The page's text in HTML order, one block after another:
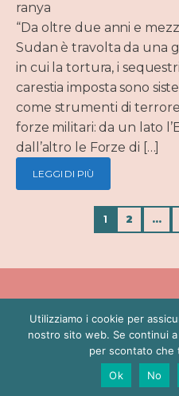
ranya
“Da oltre due anni e
Sudan è travolta da una
in cui la tortura, i
carestia imposta sono
come strumenti di
forze militari: da un lato
dall’altro le Forze di […]
LEGGI DI PIÙ
1 2 …
BIO POLITICA PRESS
Utilizziamo i cookie per
nostro sito web. Se continui
per scontato che
Ok
No